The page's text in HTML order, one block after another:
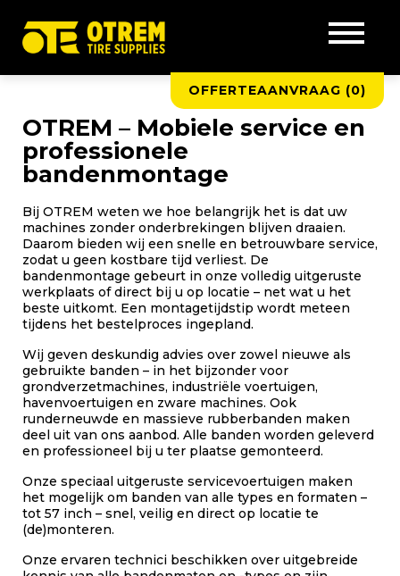
OFFERTEAANVRAAG (0)
OTREM – Mobiele service en
professionele
bandenmontage
Bij OTREM weten we hoe belangrijk het is dat uw
machines zonder onderbrekingen blijven draaien.
Daarom bieden wij een snelle en betrouwbare service,
zodat u geen kostbare tijd verliest. De
bandenmontage gebeurt in onze volledig uitgeruste
werkplaats of direct bij u op locatie – net wat u het
beste uitkomt. Een montagetijdstip wordt meteen
tijdens het bestelproces ingepland.
Wij geven deskundig advies over zowel nieuwe als
gebruikte banden – in het bijzonder voor
grondverzetmachines, industriële voertuigen,
havenvoertuigen en zware machines. Ook
runderneuwde en massieve rubberbanden maken
deel uit van ons aanbod. Alle banden worden geleverd
en professioneel bij u ter plaatse gemonteerd.
Onze speciaal uitgeruste servicevoertuigen maken
het mogelijk om banden van alle types en formaten –
tot 57 inch – snel, veilig en direct op locatie te
(de)monteren.
Onze ervaren technici beschikken over uitgebreide